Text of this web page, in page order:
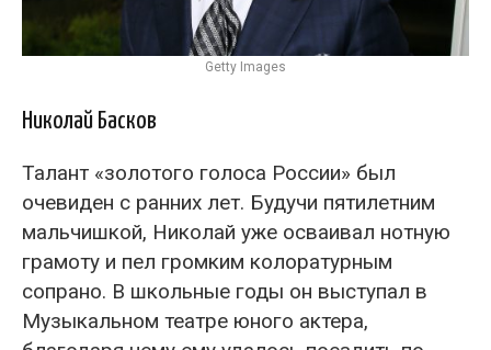
Getty Images
Николай Басков
Талант «золотого голоса России» был
очевиден с ранних лет. Будучи пятилетним
мальчишкой, Николай уже осваивал нотную
грамоту и пел громким колоратурным
сопрано. В школьные годы он выступал в
Музыкальном театре юного актера,